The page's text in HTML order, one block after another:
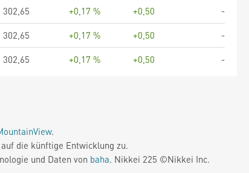
302,65 +0,17 % +0,50
-
302,65 +0,17 % +0,50
-
302,65 +0,17 % +0,50 -
.
die künftige Entwicklung zu.
und Daten von baha. Nikkei 225 ©Nikkei Inc.